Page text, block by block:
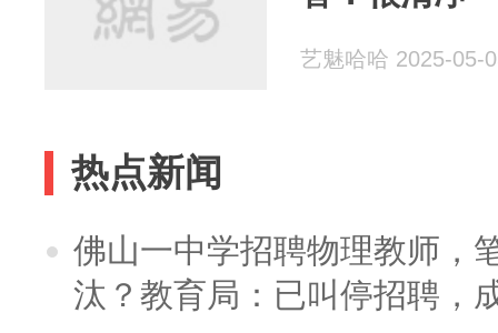
艺魅哈哈 2025-05-
热点新闻
佛山一中学招聘物理教师，
汰？教育局：已叫停招聘，